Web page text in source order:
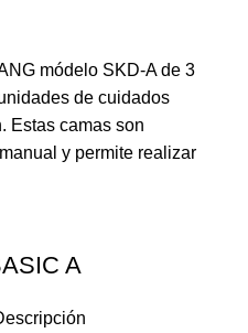
módelo SKD-A de 3
de cuidados
Estas camas son
y permite realizar
A